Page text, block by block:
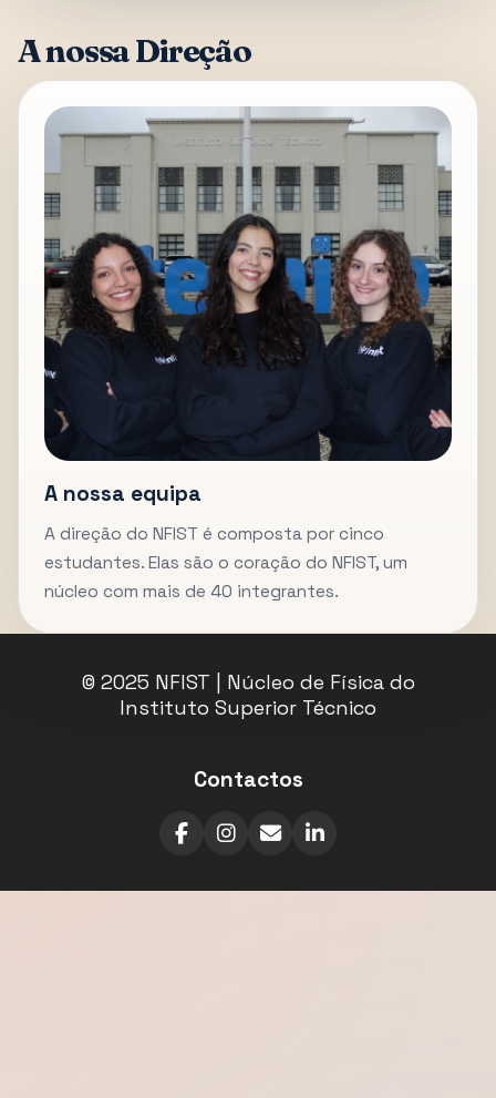
A nossa Direção
A nossa equipa
A direção do NFIST é composta por cinco
estudantes. Elas são o coração do NFIST, um
núcleo com mais de 40 integrantes.
© 2025 NFIST | Núcleo de Física do
Instituto Superior Técnico
Contactos